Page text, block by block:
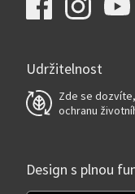
Udržitelnost
Zde se
ochranu
Design s plnou